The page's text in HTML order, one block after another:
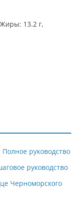
13.2 г,
руководство
руководство
Черноморского